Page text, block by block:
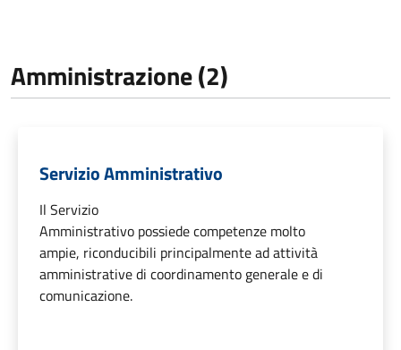
Amministrazione (2)
Servizio Amministrativo
Il Servizio
Amministrativo possiede competenze molto
ampie, riconducibili principalmente ad attività
amministrative di coordinamento generale e di
comunicazione.